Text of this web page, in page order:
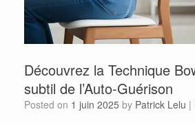
Découvrez la Technique
subtil de l’Auto-Guérison
Posted on 1 juin 2025 by Patrick Lelu |